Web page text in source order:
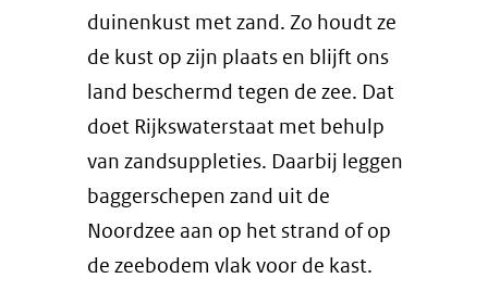
(verwijst
naar
een
andere
website)
duinenkust met zand. Zo houdt ze
de kust op zijn plaats en blijft ons
land beschermd tegen de zee. Dat
doet Rijkswaterstaat met behulp
van zandsuppleties. Daarbij leggen
baggerschepen zand uit de
Noordzee aan op het strand of op
de zeebodem vlak voor de kast.